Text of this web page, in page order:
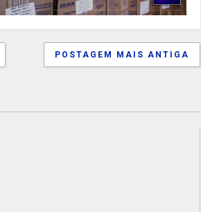
POSTAGEM MAIS ANTIGA